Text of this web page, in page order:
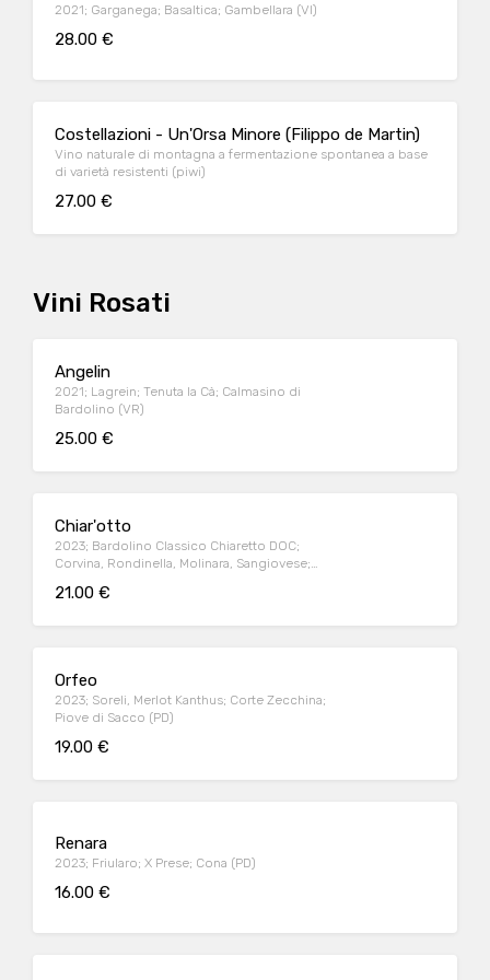
2021; Garganega; Basaltica; Gambellara (VI)
28.00 €
Costellazioni - Un'Orsa Minore (Filippo de Martin)
Vino naturale di montagna a fermentazione spontanea a base
di varietà resistenti (piwi)
27.00 €
Vini Rosati
Angelin
2021; Lagrein; Tenuta la Cà; Calmasino di
Bardolino (VR)
25.00 €
Chiar'otto
2023; Bardolino Classico Chiaretto DOC;
Corvina, Rondinella, Molinara, Sangiovese;
21.00 €
Orfeo
2023; Soreli, Merlot Kanthus; Corte Zecchina;
Piove di Sacco (PD)
19.00 €
Renara
2023; Friularo; X Prese; Cona (PD)
16.00 €